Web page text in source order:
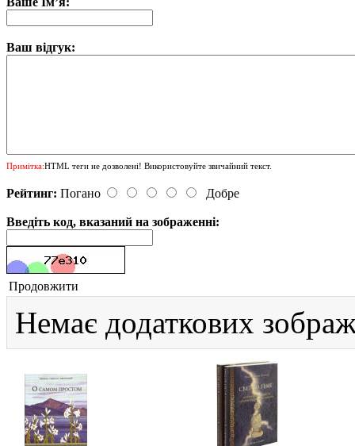
Ваш відгук:
Примітка:HTML теги не дозволені! Використовуйте звичайний текст.
Рейтинг: Погано Добре
Введіть код, вказаний на зображенні:
Продовжити
Немає додаткових